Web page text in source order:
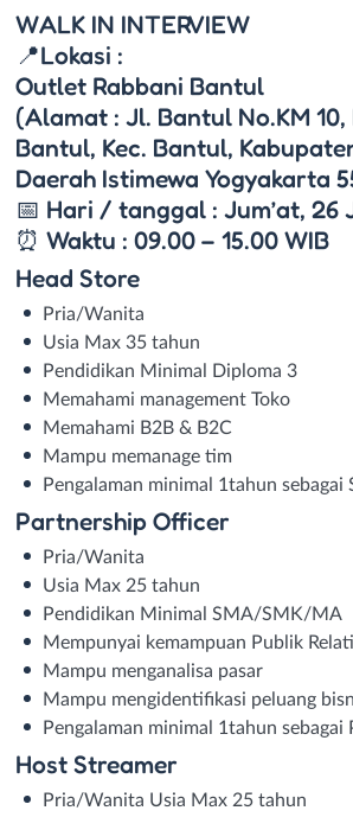
WALK IN INTERVIEW
📍Lokasi :
Outlet Rabbani Bantul
(Alamat : Jl. Bantul No.KM 10,
Bantul, Kec. Bantul,
Daerah Istimewa Yogyakarta
📅 Hari / tanggal : Jum’at, 26
⏰ Waktu : 09.00 – 15.00 WIB
Head Store
Pria/Wanita
Usia Max 35 tahun
Pendidikan Minimal Diploma 3
Memahami management Toko
Memahami B2B & B2C
Mampu memanage tim
Pengalaman minimal 1tahun
Partnership Officer
Pria/Wanita
Usia Max 25 tahun
Pendidikan Minimal SMA/SMK/MA
Mempunyai kemampuan Publik
Mampu menganalisa pasar
Mampu mengidentifikasi peluang
Pengalaman minimal 1tahun sebagai
Host Streamer
Pria/Wanita Usia Max 25 tahun